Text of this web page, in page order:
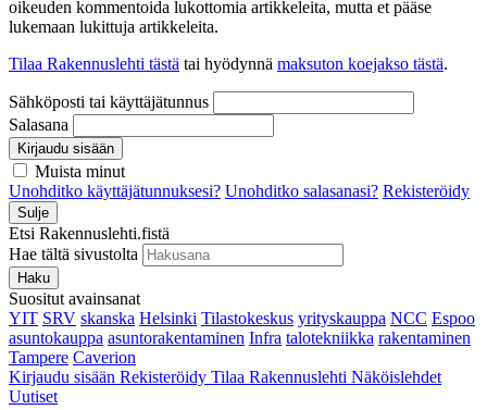
oikeuden kommentoida lukottomia artikkeleita, mutta et pääse
lukemaan lukittuja artikkeleita.
Tilaa Rakennuslehti tästä tai hyödynnä maksuton koejakso tästä.
Sähköposti tai käyttäjätunnus
Salasana
Kirjaudu sisään
Muista minut
Unohditko käyttäjätunnuksesi? Unohditko salasanasi? Rekisteröidy
Sulje
Etsi Rakennuslehti.fistä
Hae tältä sivustolta
Haku
Suositut avainsanat
YIT SRV skanska Helsinki Tilastokeskus yrityskauppa NCC Espoo
asuntokauppa asuntorakentaminen Infra talotekniikka rakentaminen
Tampere Caverion
Kirjaudu sisään Rekisteröidy Tilaa Rakennuslehti Näköislehdet
Uutiset